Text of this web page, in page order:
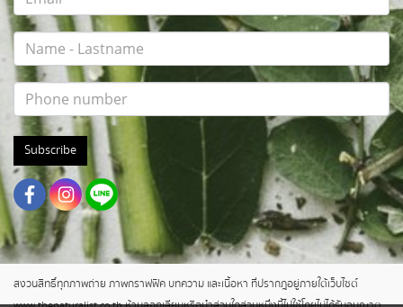
Subscribe
สงวนสิทธิ์ทุกภาพถ่าย ภาพกราฟฟิค บทความ และเนื้อหา ที่ปรากฎอยู่ภายใต้เว็บไซต์